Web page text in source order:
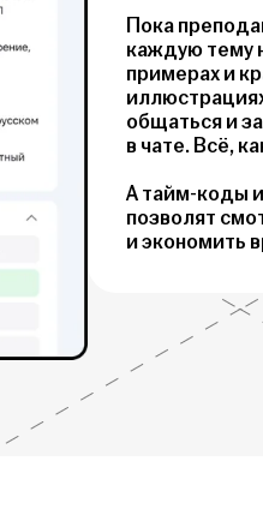
Пока
каждую тему
примерах и
общаться и
в чате. Всё,
А тайм-коды
позволят
и экономить